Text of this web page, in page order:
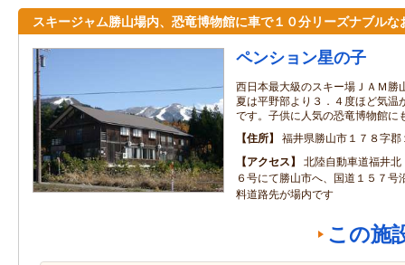
スキージャム勝山場内、恐竜博物館に車で１０分リーズナブルな
ペンション星の子
西日本最大級のスキー場ＪＡＭ勝
夏は平野部より３．４度ほど気温
です。子供に人気の恐竜博物館に
住所
福井県勝山市１７８字郡
アクセス
北陸自動車道福井
６号にて勝山市へ、国道１５７号
料道路先が場内です
この施